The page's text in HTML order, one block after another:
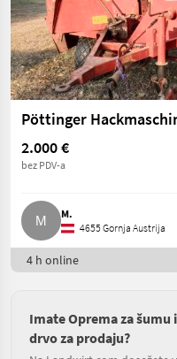
Pöttinger
2.000 €
bez PDV-a
M.
4655 Gornja Austrija
4 h online
Imate Oprema za šumu
drvo za prodaju?